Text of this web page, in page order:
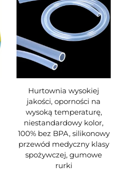
Hurtownia wysokiej
jakości, oporności na
wysoką temperaturę,
niestandardowy kolor,
100% bez BPA, silikonowy
przewód medyczny klasy
spożywczej, gumowe
rurki